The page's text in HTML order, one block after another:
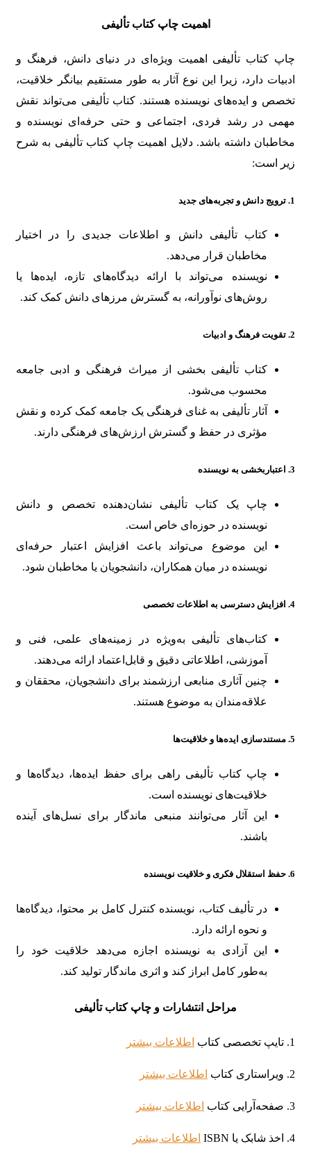
اهمیت چاپ کتاب تألیفی
چاپ کتاب تألیفی اهمیت ویژه‌ای در دنیای دانش، فرهنگ و
ادبیات دارد، زیرا این نوع آثار به طور مستقیم بیانگر خلاقیت،
تخصص و ایده‌های نویسنده هستند. کتاب تألیفی می‌تواند نقش
مهمی در رشد فردی، اجتماعی و حتی حرفه‌ای نویسنده و
مخاطبان داشته باشد. دلایل اهمیت چاپ کتاب تألیفی به شرح
زیر است:
1. ترویج دانش و تجربه‌های جدید
کتاب تألیفی دانش و اطلاعات جدیدی را در اختیار
مخاطبان قرار می‌دهد.
نویسنده می‌تواند با ارائه دیدگاه‌های تازه، ایده‌ها یا
روش‌های نوآورانه، به گسترش مرزهای دانش کمک کند.
2. تقویت فرهنگ و ادبیات
کتاب تألیفی بخشی از میراث فرهنگی و ادبی جامعه
محسوب می‌شود.
آثار تألیفی به غنای فرهنگی یک جامعه کمک کرده و نقش
مؤثری در حفظ و گسترش ارزش‌های فرهنگی دارند.
3. اعتباربخشی به نویسنده
چاپ یک کتاب تألیفی نشان‌دهنده تخصص و دانش
نویسنده در حوزه‌ای خاص است.
این موضوع می‌تواند باعث افزایش اعتبار حرفه‌ای
نویسنده در میان همکاران، دانشجویان یا مخاطبان شود.
4. افزایش دسترسی به اطلاعات تخصصی
کتاب‌های تألیفی به‌ویژه در زمینه‌های علمی، فنی و
آموزشی، اطلاعاتی دقیق و قابل‌اعتماد ارائه می‌دهند.
چنین آثاری منابعی ارزشمند برای دانشجویان، محققان و
علاقه‌مندان به موضوع هستند.
5. مستندسازی ایده‌ها و خلاقیت‌ها
چاپ کتاب تألیفی راهی برای حفظ ایده‌ها، دیدگاه‌ها و
خلاقیت‌های نویسنده است.
این آثار می‌توانند منبعی ماندگار برای نسل‌های آینده
باشند.
6. حفظ استقلال فکری و خلاقیت نویسنده
در تألیف کتاب، نویسنده کنترل کامل بر محتوا، دیدگاه‌ها
و نحوه ارائه دارد.
این آزادی به نویسنده اجازه می‌دهد خلاقیت خود را
به‌طور کامل ابراز کند و اثری ماندگار تولید کند.
مراحل انتشارات و چاپ کتاب تألیفی
1. تایپ تخصصی کتاب اطلاعات بیشتر
2. ویراستاری کتاب اطلاعات بیشتر
3. صفحه‌آرایی کتاب اطلاعات بیشتر
4. اخذ شابک یا ISBN اطلاعات بیشتر